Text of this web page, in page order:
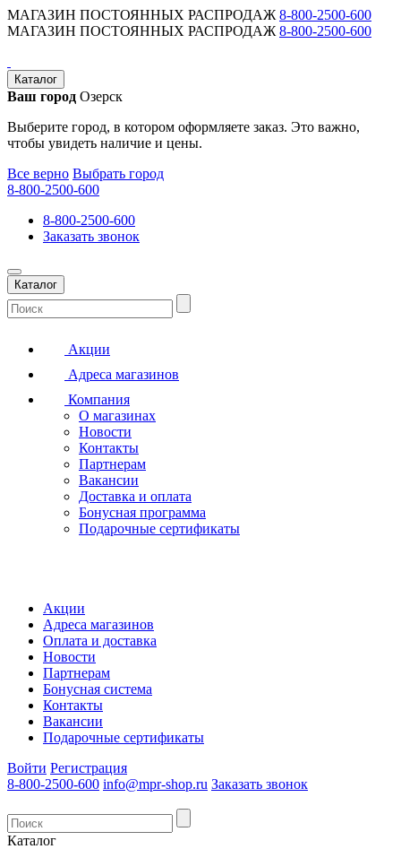
МАГАЗИН ПОСТОЯННЫХ РАСПРОДАЖ 8-800-2500-600
МАГАЗИН ПОСТОЯННЫХ РАСПРОДАЖ 8-800-2500-600
Каталог
Ваш город Озерск
Выберите город, в котором оформляете заказ. Это важно,
чтобы увидеть наличие и цены.
Все верно Выбрать город
8-800-2500-600
8-800-2500-600
Заказать звонок
Каталог
Акции
Адреса магазинов
Компания
О магазинах
Новости
Контакты
Партнерам
Вакансии
Доставка и оплата
Бонусная программа
Подарочные сертификаты
Акции
Адреса магазинов
Оплата и доставка
Новости
Партнерам
Бонусная система
Контакты
Вакансии
Подарочные сертификаты
Войти Регистрация
8-800-2500-600 info@mpr-shop.ru Заказать звонок
Каталог